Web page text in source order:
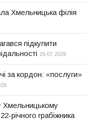
Хмельницька філія
підкупити
29.07.2026
за кордон: «послуги»
Хмельницькому
річного грабіжника